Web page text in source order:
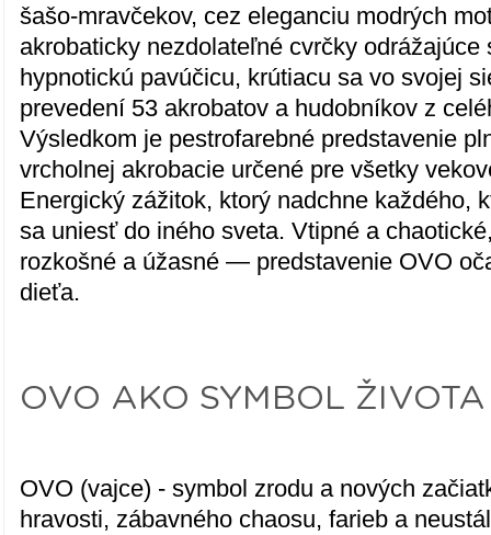
šašo-mravčekov, cez eleganciu modrých
akrobaticky nezdolateľné cvrčky odrážajúce
hypnotickú pavúčicu, krútiacu sa vo svojej
prevedení 53 akrobatov a hudobníkov z
Výsledkom je pestrofarebné predstavenie
vrcholnej akrobacie určené pre všetky
Energický zážitok, ktorý nadchne každého,
sa uniesť do iného sveta. Vtipné a
rozkošné a úžasné — predstavenie OVO
dieťa.
OVO AKO SYMBOL ŽIVOTA
OVO (vajce) - symbol zrodu a nových
hravosti, zábavného chaosu, farieb a